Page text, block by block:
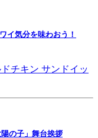
イ気分を味わおう！
チキン サンドイッ
の子」舞台挨拶